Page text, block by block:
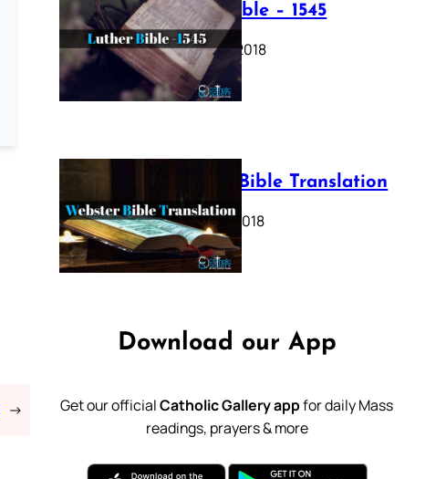
→
Luther Bible – 1545
October 17, 2018
Webster Bible Translation
October 11, 2018
Download our App
Get our officialCatholic Gallery appfor daily Mass
readings, prayers & more